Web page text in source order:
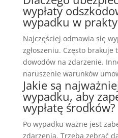
wypłaty
wypadku w
Najczęściej odmawia się
zgłoszeniu. Często brakuje
dowodów na zdarzenie.
naruszenie warunków
Jakie są
wypadku, aby
wypłatę środków?
Po wypadku ważne jest
zdarzenia. Trzeba zebrać